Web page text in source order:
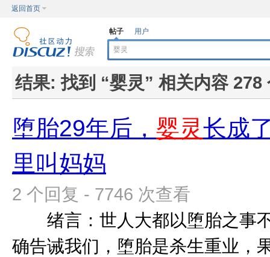
返回首页
帖子 用户
结果:找到 “婴灵” 相关内容 278
堕胎29年后， 婴灵长成
里叫妈妈
2 个回复 - 7746 次查看
绪言：世人大都以堕胎之事
确告诫我们，堕胎是杀生重业，